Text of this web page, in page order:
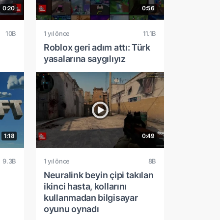
0:20
10B
0:56
1 yıl önce 11.1B
Roblox geri adım attı: Türk
yasalarına saygılıyız
1:18
9.3B
0:49
1 yıl önce 8B
Neuralink beyin çipi takılan
ikinci hasta, kollarını
kullanmadan bilgisayar
oyunu oynadı